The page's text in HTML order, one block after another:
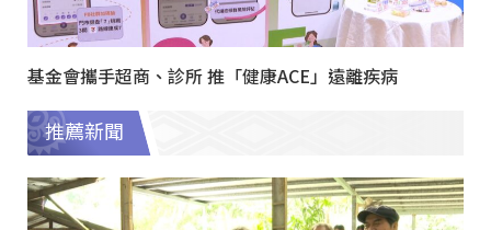
基金會攜手超商、診所 推「健康ACE」遠離疾病
推薦新聞